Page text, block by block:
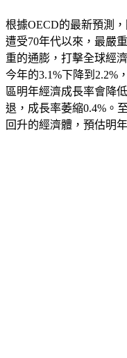
根據OECD的最新預測
遭受70年代以來，最嚴
重的通膨，打擊全球經
今年的3.1%下降到2.2%
區明年經濟成長率會降
退，成長率萎縮0.4%。